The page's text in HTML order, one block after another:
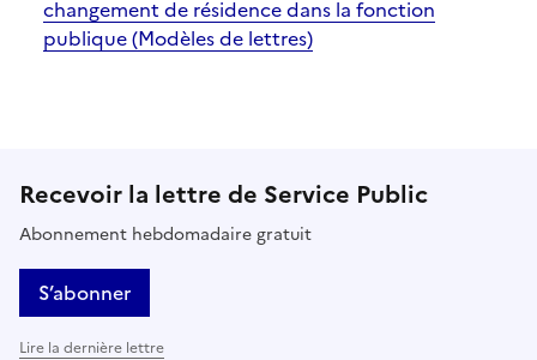
changement de résidence dans la fonction
publique (Modèles de lettres)
Recevoir la lettre de Service Public
Abonnement hebdomadaire gratuit
S’abonner
Lire la dernière lettre